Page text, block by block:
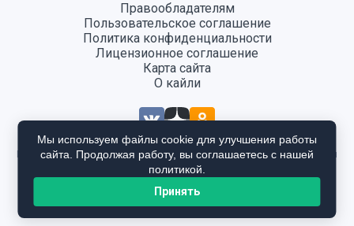
Правообладателям
Пользовательское соглашение
Политика конфиденциальности
Лицензионное соглашение
Карта сайта
О кайли
Информация, размещенная на сайте, не является публичной офертой
и предоставляется в ознакомительных целях. Для получения
подробной информации общайтесь в отдел продаж застройщика.
Мы используем файлы cookie для улучшения работы
сайта. Продолжая работу, вы соглашаетесь с нашей
политикой.
Принять